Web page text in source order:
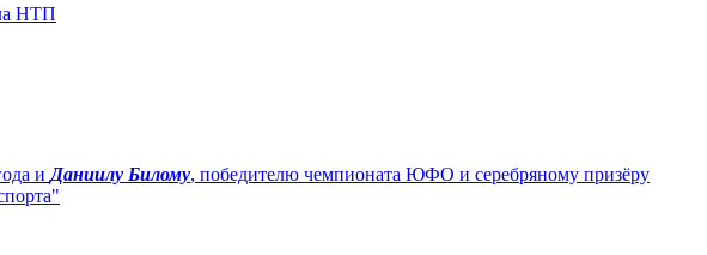
НТП
и Даниилу Билому, победителю чемпионата ЮФО и серебряному призёру